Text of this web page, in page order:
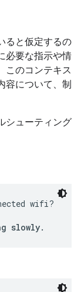
ると仮定するの
必要な指示や情
このコンテキス
容について、制
シューティング
wifi?
slowly.